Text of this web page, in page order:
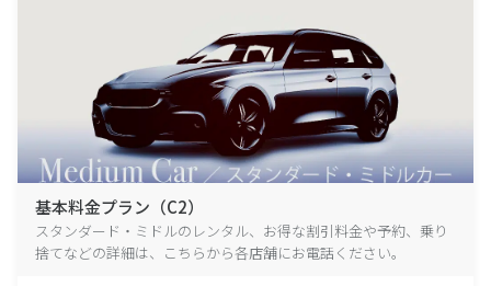
基本料金プラン（C2）
スタンダード・ミドルのレンタル、お得な割引料金や予約、乗り
捨てなどの詳細は、こちらから各店舗にお電話ください。